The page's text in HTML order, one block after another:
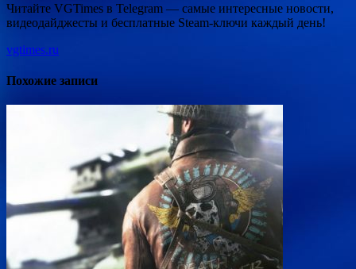
Читайте VGTimes в Telegram — самые интересные новости,
видеодайджесты и бесплатные Steam-ключи каждый день!
vgtimes.ru
Похожие записи